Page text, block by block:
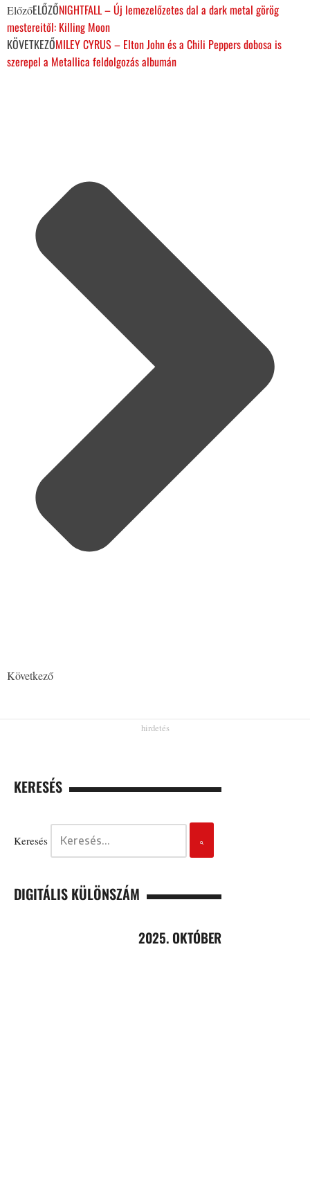
ElőzőELŐZŐNIGHTFALL – Új lemezelőzetes dal a dark metal görög
mestereitől: Killing Moon
KÖVETKEZŐMILEY CYRUS – Elton John és a Chili Peppers dobosa is
szerepel a Metallica feldolgozás albumán
Következő
KERESÉS
Keresés
DIGITÁLIS KÜLÖNSZÁM
2025. OKTÓBER